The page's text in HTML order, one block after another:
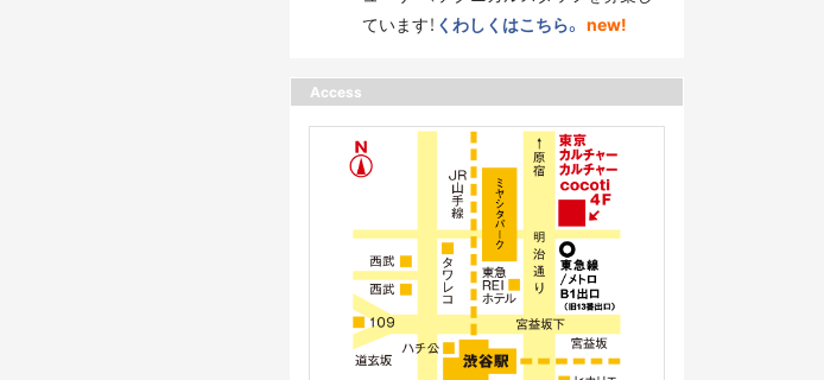
ています！ くわしくはこちら。 new!
Access